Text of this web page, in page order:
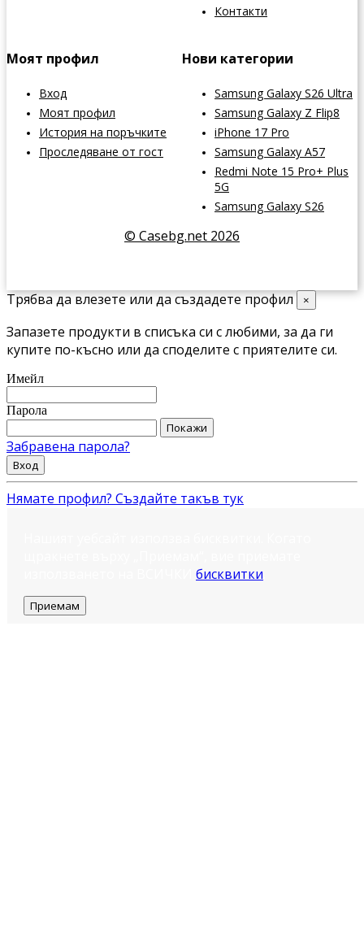
Контакти
Моят профил
Вход
Моят профил
История на поръчките
Проследяване от гост
Нови категории
Samsung Galaxy S26 Ultra
Samsung Galaxy Z Flip8
iPhone 17 Pro
Samsung Galaxy A57
Redmi Note 15 Pro+ Plus
5G
Samsung Galaxy S26
© Casebg.net 2026
Трябва да влезете или да създадете профил ×
Запазете продукти в списъка си с любими, за да ги
купите по-късно или да споделите с приятелите си.
Имейл
Парола
Покажи
Забравена парола?
Вход
Нямате профил? Създайте такъв тук
бисквитки
Приемам